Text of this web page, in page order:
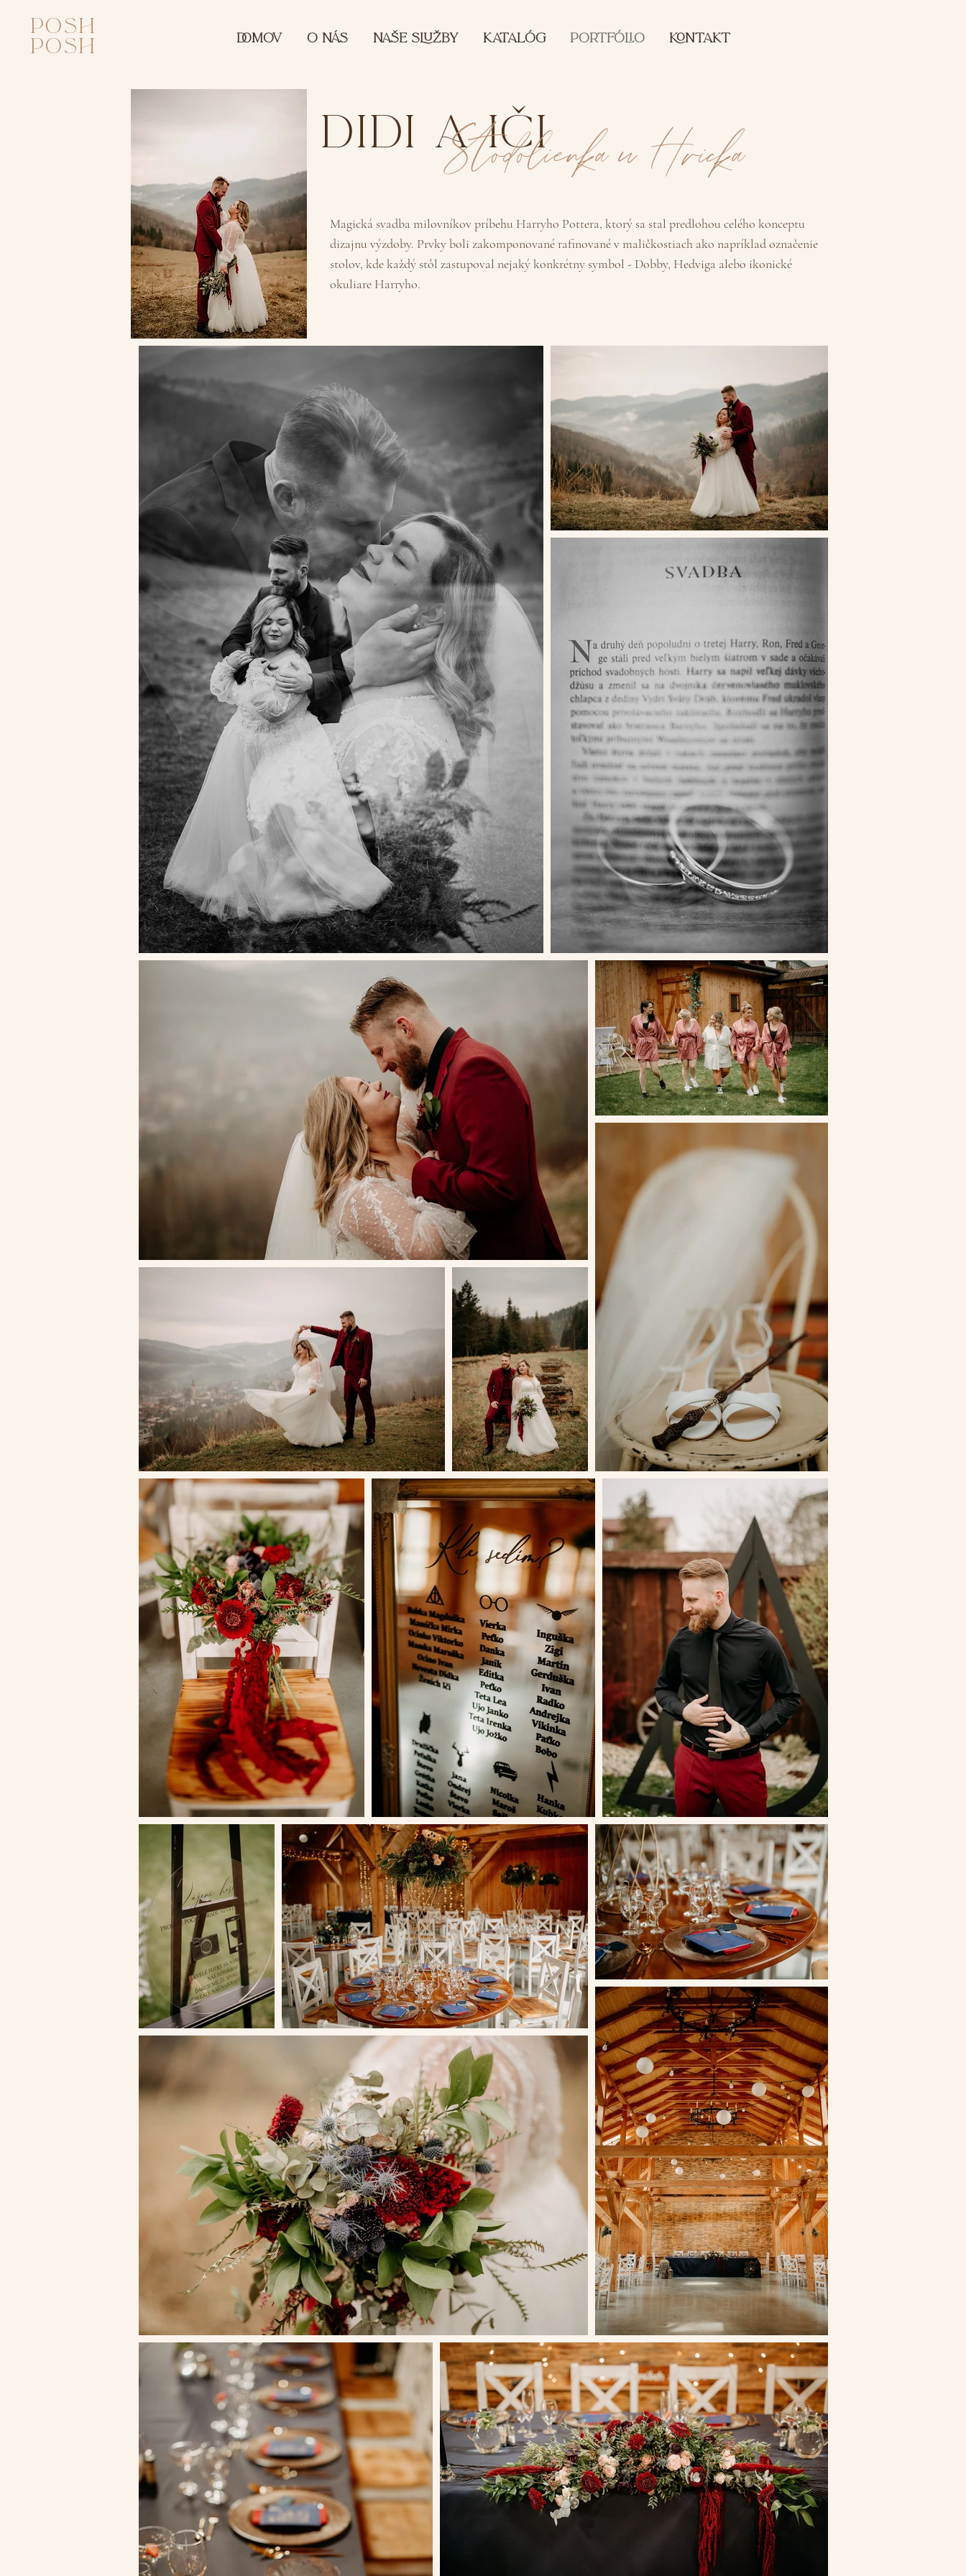
posh
posh DOMOV O NÁS NAŠE SLUŽBY KATALÓG PORTFÓLIO koNTAKT
Didi a ičiStodolienka u Hricka
Magická svadba milovníkov príbehu Harryho Pottera, ktorý sa stal predlohou celého konceptu
dizajnu výzdoby. Prvky boli zakomponované rafinované v maličkostiach ako napríklad označenie
stolov, kde každý stôl zastupoval nejaký konkrétny symbol - Dobby, Hedviga alebo ikonické
okuliare Harryho.